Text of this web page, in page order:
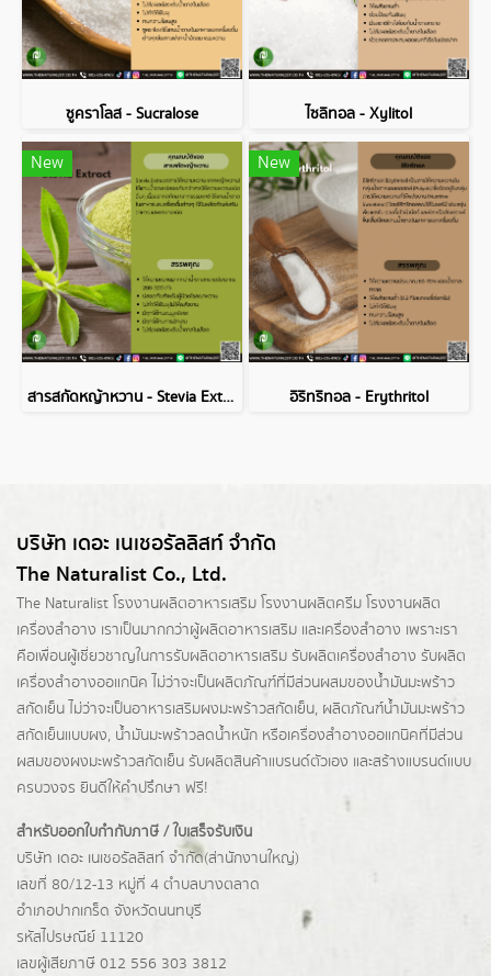
ซูคราโลส - Sucralose ไซลิทอล - Xylitol
New
สารสกัดหญ้าหวาน - Stevia Extract
New
อิริทริทอล - Erythritol
บริษัท เดอะ เนเชอรัลลิสท์ จำกัด
The Naturalist Co., Ltd.
The Naturalist โรงงานผลิตอาหารเสริม โรงงานผลิตครีม โรงงานผลิต
เครื่องสำอาง เราเป็นมากกว่าผู้ผลิตอาหารเสริม และเครื่องสำอาง เพราะเรา
คือเพื่อนผู้เชี่ยวชาญในการรับผลิตอาหารเสริม รับผลิตเครื่องสำอาง รับผลิต
เครื่องสำอางออแกนิค ไม่ว่าจะเป็นผลิตภัณฑ์ที่มีส่วนผสมของน้ำมันมะพร้าว
สกัดเย็น ไม่ว่าจะเป็นอาหารเสริมผงมะพร้าวสกัดเย็น, ผลิตภัณฑ์น้ำมันมะพร้าว
สกัดเย็นแบบผง, น้ำมันมะพร้าวลดน้ำหนัก หรือเครื่องสำอางออแกนิคที่มีส่วน
ผสมของผงมะพร้าวสกัดเย็น รับผลิตสินค้าแบรนด์ตัวเอง และสร้างแบรนด์แบบ
ครบวงจร ยินดีให้คำปรึกษา ฟรี!
สำหรับออกใบกำกับภาษี / ใบเสร็จรับเงิน
บริษัท เดอะ เนเชอรัลลิสท์ จำกัด(ส่านักงานใหญ่)
เลขที่ 80/12-13 หมู่ที่ 4 ตำบลบางตลาด
อำเภอปากเกร็ด จังหวัดนนทบุรี
รหัสไปรษณีย์ 11120
เลขผู้เสียภาษี 012 556 303 3812